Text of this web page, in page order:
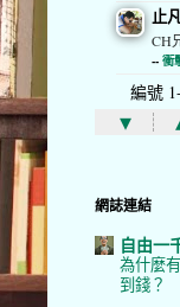
止
CH
-- 衝
編號
▾
網誌連結
自由一
為什麼
到錢？